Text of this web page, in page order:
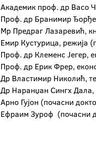
Академик проф. др Васо
Проф. др Бранимир
Мр Предраг Лазаревић,
Емир Кустурица, режија
Проф. др Клеменс Јегер,
Проф. др Ерик Фрер,
Др Властимир Николић,
Др Наранџан Сингх Дала,
Арно Гујон (почасни
Ефраим Зуроф (почасни